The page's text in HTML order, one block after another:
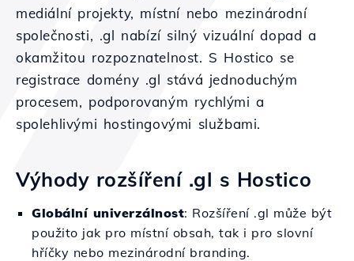
mediální projekty, místní nebo mezinárodní
společnosti, .gl nabízí silný vizuální dopad a
okamžitou rozpoznatelnost. S Hostico se
registrace domény .gl stává jednoduchým
procesem, podporovaným rychlými a
spolehlivými hostingovými službami.
Výhody rozšíření .gl s Hostico
Globální univerzálnost: Rozšíření .gl může být
použito jak pro místní obsah, tak i pro slovní
hříčky nebo mezinárodní branding.